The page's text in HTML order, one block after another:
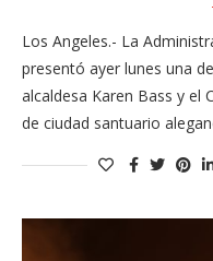
Los Angeles.- La
presentó ayer lunes una
alcaldesa Karen Bass y el
de ciudad santuario